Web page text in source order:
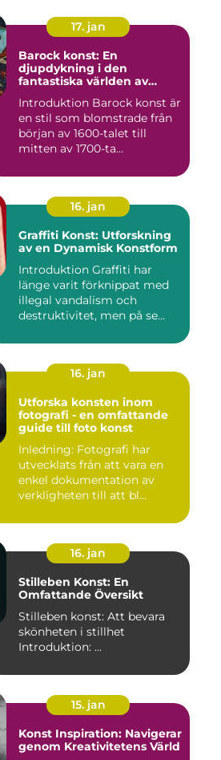
17. jan
Barock konst: En
djupdykning i den
fantastiska världen av
Introduktion Barock konst är
en stil som blomstrade från
början av 1600-talet till
mitten av 1700-ta...
16. jan
Graffiti Konst: Utforskning
av en Dynamisk Konstform
Introduktion Graffiti har
länge varit förknippat med
illegal vandalism och
destruktivitet, men på se...
16. jan
Utforska konsten inom
fotografi - en omfattande
guide till foto konst
Inledning: Fotografi har
utvecklats från att vara en
enkel dokumentation av
verkligheten till att bl...
16. jan
Stilleben Konst: En
Omfattande Översikt
Stilleben konst: Att bevara
skönheten i stillhet
Introduktion: ...
15. jan
Konst Inspiration: Navigerar
genom Kreativitetens Värld